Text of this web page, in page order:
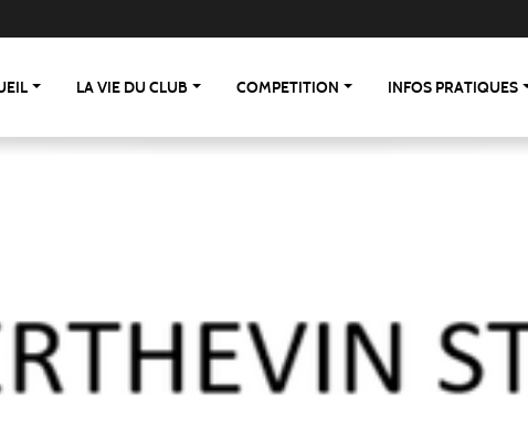
LA VIE DU CLUB COMPETITION INFOS PRATIQUES